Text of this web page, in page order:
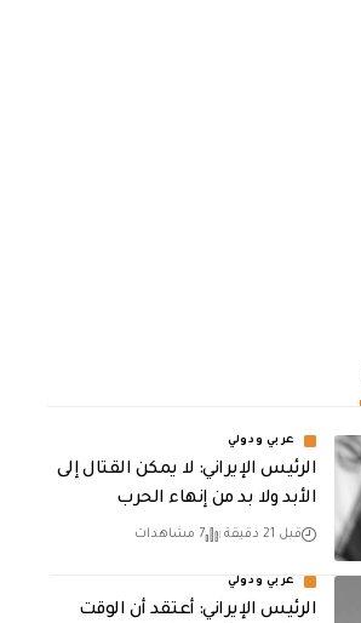
عربي ودولي
الرئيس الإيراني: لا يمكن القتال إلى
الأبد ولا بد من إنهاء الحرب
قبل 21 دقيقة 7 مشاهدات
عربي ودولي
الرئيس الإيراني: أعتقد أن الوقت